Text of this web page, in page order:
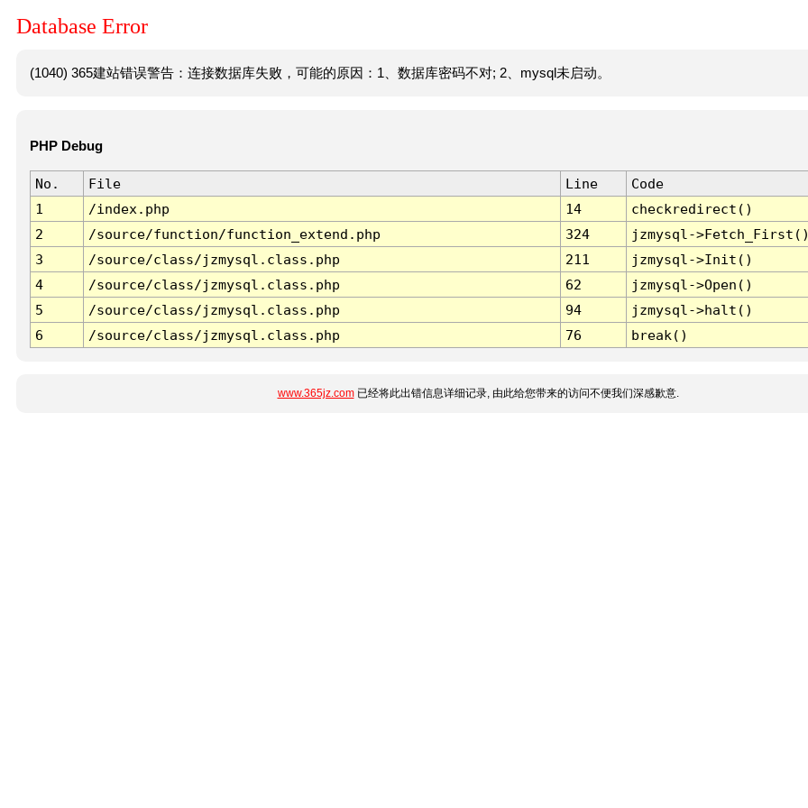
Database Error
(1040) 365建站错误警告：连接数据库失败，可能的原因：1、数据库密码不对; 2、mysql未启动。
PHP Debug
No. File Line
Code
1
/index.php 14
checkredirect()
2
/source/function/function_extend.php 324
jzmysql-
3
/source/class/jzmysql.class.php 211
jzmysql->Init()
4
/source/class/jzmysql.class.php 62
jzmysql->Open()
5
/source/class/jzmysql.class.php 94
jzmysql->halt()
6
/source/class/jzmysql.class.php 76 break()
www.365jz.com已经将此出错信息详细记录, 由此给您带来的访问不便我们深感歉意.